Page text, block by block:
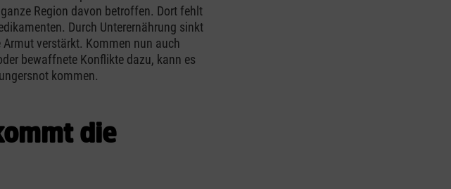
Region davon betroffen. Dort fehlt
Durch Unterernährung sinkt
verstärkt. Kommen nun auch
bewaffnete Konflikte dazu, kann es
kommen.
die